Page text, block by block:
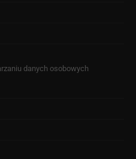
danych osobowych